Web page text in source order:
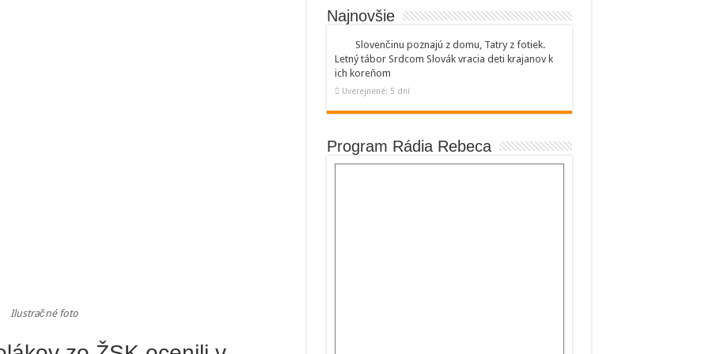
Ilustračné foto
Najnovšie
Slovenčinu poznajú z domu, Tatry z fotiek.
Letný tábor Srdcom Slovák vracia deti krajanov k
ich koreňom
Uverejnené: 5 dní
Program Rádia Rebeca